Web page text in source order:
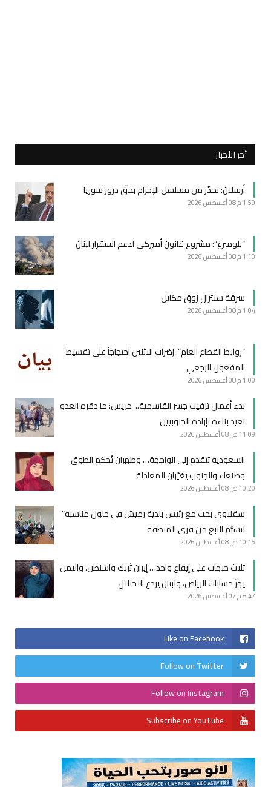
أخر الأخبار
أرسلان: نحذّر من مسلسل الإجرام بحقّ دروز سوريا
1:59 م 08 أغسطس 2026
“بلومبرغ”: مشروع قانون أميركي لدعم استقرار لبنان
1:10 م 08 أغسطس 2026
سرقة سنترال زوق مكايل
1:04 م 08 أغسطس 2026
“روابط القطاع العام”: إضراب الاثنين احتجاجاً على تقسيط
المفعول الرجعي
1:00 م 08 أغسطس 2026
بدء أعمال تزفيت جسر القاسمية.. خريس: ما دمّره العدو
نعيد بناءه بإرادة الجنوبيين
11:09 ص 08 أغسطس 2026
السعودية تتقدم إلى الواجهة… وطهران تُحكم الطوق
وصنعاء والجنوب يغيّران المعادلة
10:20 ص 08 أغسطس 2026
سقلاوي بحث مع رئيس بلدية رميش في حلول مناسبة”
لتسلُّم التبغ من قرى المنطقة
10:15 ص 08 أغسطس 2026
ثلاث جبهات على إيقاع واحد… إيران تُربك واشنطن، واليمن
يهزّ حسابات الرياض، ولبنان يردع الاحتلال
8:47 م 07 أغسطس 2026
Like on Facebook
Follow on Twitter
Follow on Instagram
Subscribe on YouTube